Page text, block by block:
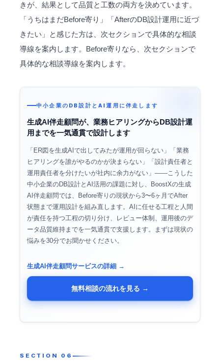
きが、結果として品質と工数の両方を決めています。
「うちはまだBefore寄り」「AfterのDB設計運用に近づ
きたい」と感じた方は、次セクションで具体的な相談
導線を案内します。Before寄りなら、次セクションで
具体的な相談導線を案内します。
中小企業のDB設計とAI運用に伴走します
生成AI伴走顧問が、業務ヒアリングからDB設計運
用までを一気通貫で設計します
「ER図を生成AIで出してみたが運用が回らない」「業務
ヒアリングを誰がやるのかが決まらない」「設計責任者と
運用責任者を分けたいが社内に余力がない」——こうした
中小企業のDB設計とAI活用の課題に対し、BoostXの生成
AI伴走顧問では、Before寄りの現状から3〜6ヶ月でAfter
状態まで運用設計を組み直します。AIに任せる工程と人間
が責任を持つ工程の切り分け、レビュー体制、運用後のデ
ータ品質維持までを一気通貫で支援します。まずは現状の
悩みを30分でお聞かせください。
生成AI伴走顧問サービスの詳細 →
無料相談の流れを見る →